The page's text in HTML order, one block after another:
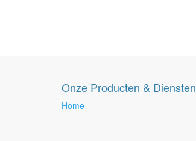
Onze Producten & Diensten
Home